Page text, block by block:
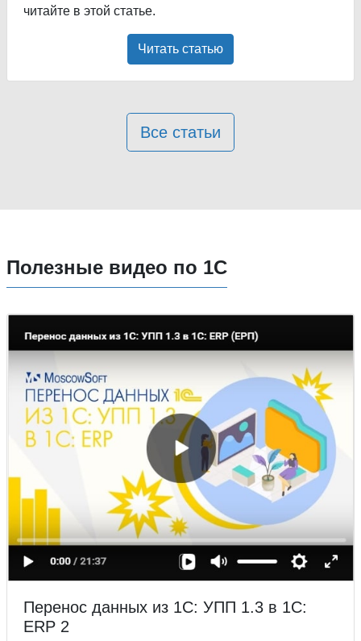
читайте в этой статье.
Читать статью
Все статьи
Полезные видео по 1С
Перенос данных из 1С: УПП 1.3 в 1С:
ERP 2